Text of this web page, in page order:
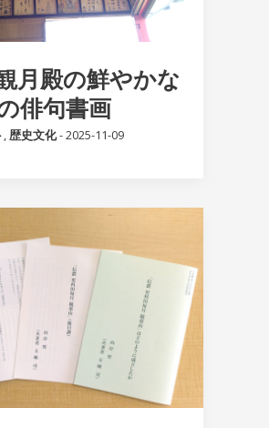
月殿の鮮やかな
俳句書画
,歴史文化-2025-11-09